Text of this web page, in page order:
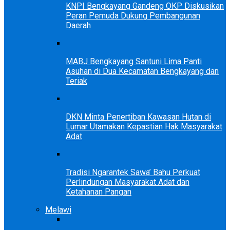
KNPI Bengkayang Gandeng OKP Diskusikan
Peran Pemuda Dukung Pembangunan
Daerah
MABJ Bengkayang Santuni Lima Panti
Asuhan di Dua Kecamatan Bengkayang dan
Teriak
DKN Minta Penertiban Kawasan Hutan di
Lumar Utamakan Kepastian Hak Masyarakat
Adat
Tradisi Ngarantek Sawa’ Bahu Perkuat
Perlindungan Masyarakat Adat dan
Ketahanan Pangan
Melawi